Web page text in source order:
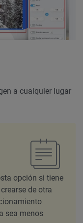
a cualquier lugar
opción si tiene
de otra
sea menos